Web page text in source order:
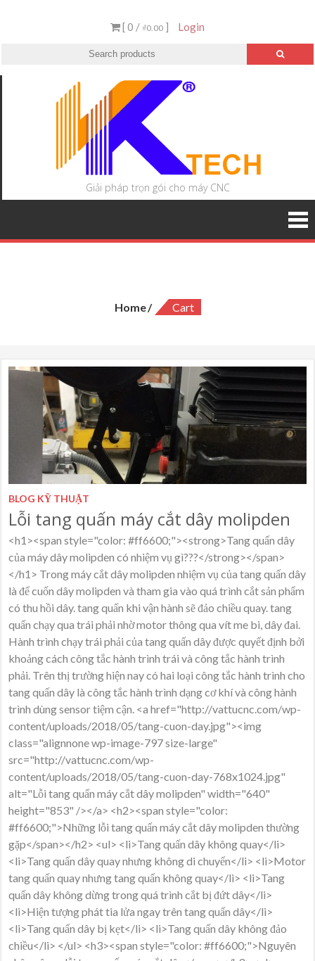
[ 0 / ₫0.00 ] Login
Giải pháp trọn gói cho máy CNC
Home Cart
BLOG KỸ THUẬT
Lỗi tang quấn máy cắt dây molipden
<h1><span style="color: #ff6600;"><strong>Tang quấn dây
của máy dây molipden có nhiệm vụ gì???</strong></span>
</h1> Trong máy cắt dây molipden nhiệm vụ của tang quấn dây
là để cuốn dây molipden và tham gia vào quá trình cắt sản phẩm
có thu hồi dây. tang quấn khi vận hành sẽ đảo chiều quay. tang
quấn chạy qua trái phải nhờ motor thông qua vít me bi, dây đai.
Hành trình chạy trái phải của tang quấn dây được quyết định bởi
khoảng cách công tắc hành trình trái và công tắc hành trình
phải. Trên thị trường hiện nay có hai loại công tắc hành trình cho
tang quấn dây là công tắc hành trình dạng cơ khí và công hành
trình dùng sensor tiệm cận. <a href="http://vattucnc.com/wp-
content/uploads/2018/05/tang-cuon-day.jpg"><img
class="alignnone wp-image-797 size-large"
src="http://vattucnc.com/wp-
content/uploads/2018/05/tang-cuon-day-768x1024.jpg"
alt="Lỗi tang quấn máy cắt dây molipden" width="640"
height="853" /></a> <h2><span style="color:
#ff6600;">Những lỗi tang quấn máy cắt dây molipden thường
gặp</span></h2> <ul> <li>Tang quấn dây không quay</li>
<li>Tang quấn dây quay nhưng không di chuyển</li> <li>Motor
tang quấn quay nhưng tang quấn không quay</li> <li>Tang
quấn dây không dừng trong quá trình cắt bị đứt dây</li>
<li>Hiện tượng phát tia lửa ngay trên tang quấn dây</li>
<li>Tang quấn dây bị kẹt</li> <li>Tang quấn dây không đảo
chiều</li> </ul> <h3><span style="color: #ff6600;">Nguyên